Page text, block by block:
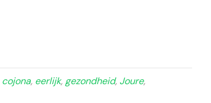
cojona, eerlijk,gezondheid, Joure,